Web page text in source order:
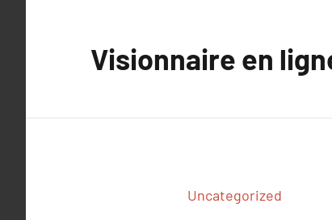
Visionnaire en
Uncategorized